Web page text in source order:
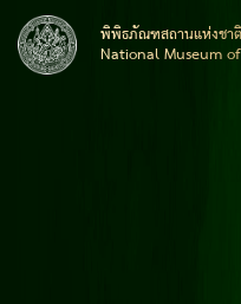
พิพิธภัณฑสถานแห่งชา
National Museum